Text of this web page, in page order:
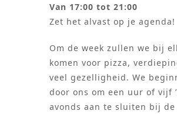
Van 17:00 tot 21:00
Zet het alvast op je agenda!
Om de week zullen we bij
komen voor pizza,
veel gezelligheid. We
door ons om een uur of vijf
avonds aan te sluiten bij de